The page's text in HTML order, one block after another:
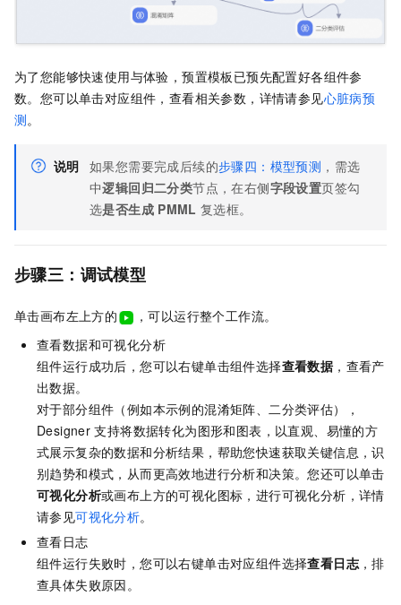
为了您能够快速使用与体验，预置模板已预先配置好各组件参
数。您可以单击对应组件，查看相关参数，详情请参见心脏病预
测。
说明 如果您需要完成后续的步骤四：模型预测 ，需选
中逻辑回归二分类节点，在右侧字段设置页签勾
选是否生成 PMML 复选框。
步骤三：调试模型
单击画布左上方的
，可以运行整个工作流。
查看数据和可视化分析
组件运行成功后，您可以右键单击组件选择查看数据，查看产
出数据。
对于部分组件（例如本示例的混淆矩阵、二分类评估），
Designer 支持将数据转化为图形和图表，以直观、易懂的方
式展示复杂的数据和分析结果，帮助您快速获取关键信息，识
别趋势和模式，从而更高效地进行分析和决策。您还可以单击
可视化分析或画布上方的可视化图标，进行可视化分析，详情
请参见可视化分析。
查看日志
组件运行失败时，您可以右键单击对应组件选择查看日志，排
查具体失败原因。